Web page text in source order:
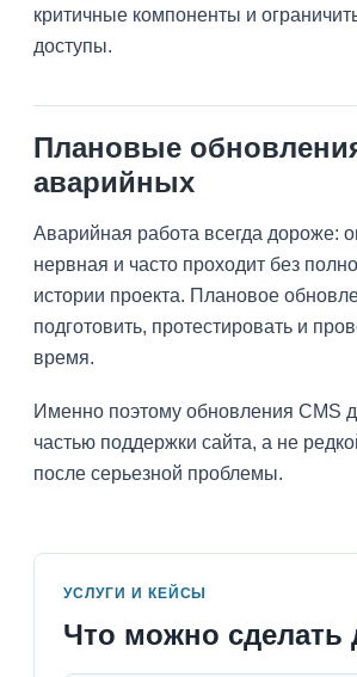
критичные компоненты и
доступы.
Плановые
аварийных
Аварийная работа всегда дороже:
нервная и часто проходит без
истории проекта. Плановое
подготовить, протестировать и
время.
Именно поэтому обновления CMS
частью поддержки сайта, а не
после серьезной проблемы.
УСЛУГИ И КЕЙСЫ
Что можно сделать